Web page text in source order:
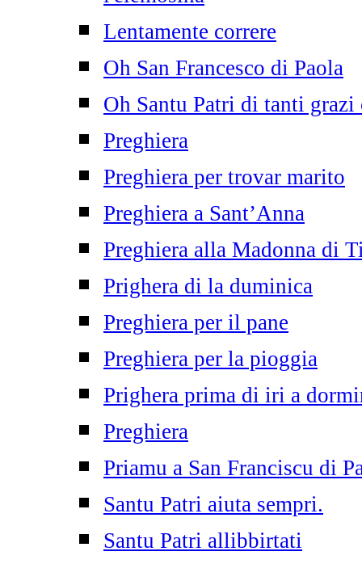
Lentamente correre
Oh San Francesco di Paola
Oh Santu Patri di tanti grazi
Preghiera
Preghiera per trovar marito
Preghiera a Sant’Anna
Preghiera alla Madonna di
Prighera di la duminica
Preghiera per il pane
Preghiera per la pioggia
Prighera prima di iri a
Preghiera
Priamu a San Franciscu di
Santu Patri aiuta sempri.
Santu Patri allibbirtati